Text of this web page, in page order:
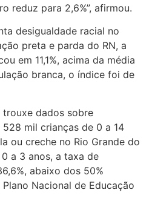
reduz para 2,6%”, afirmou.
desigualdade racial no
preta e parda do RN, a
em 11,1%, acima da média
branca, o índice foi de
trouxe dados sobre
mil crianças de 0 a 14
ou creche no Rio Grande do
a 3 anos, a taxa de
abaixo dos 50%
Nacional de Educação